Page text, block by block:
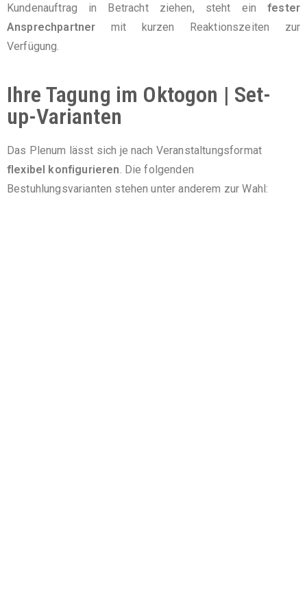
Kundenauftrag in Betracht ziehen, steht einfester
Ansprechpartner mit kurzen Reaktionszeiten zur
Verfügung.
Ihre Tagung im Oktogon | Set-
up-Varianten
Das Plenum lässt sich je nach Veranstaltungsformat
flexibel konfigurieren . Die folgenden
Bestuhlungsvarianten stehen unter anderem zur Wahl: